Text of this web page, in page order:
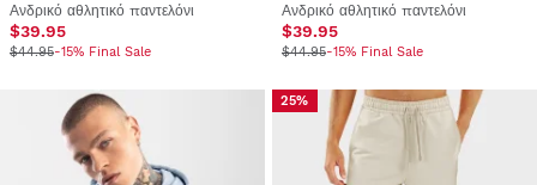
Ανδρικό αθλητικό παντελόνι
$39.95
$44.95-15% Final Sale
Ανδρικό αθλητικό παντελόνι
$39.95
$44.95-15% Final Sale
25%